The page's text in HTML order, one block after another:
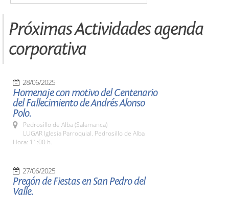
Próximas Actividades agenda
corporativa
28/06/2025
Homenaje con motivo del Centenario
del Fallecimiento de Andrés Alonso
Polo.
Pedrosillo de Alba (Salamanca)
LUGAR Iglesia Parroquial. Pedrosillo de Alba
Hora: 11:00 h.
27/06/2025
Pregón de Fiestas en San Pedro del
Valle.